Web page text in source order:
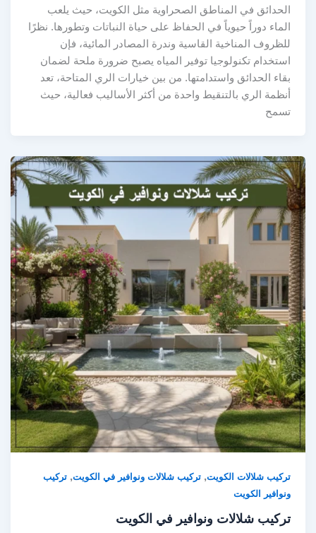
الحدائق في المناطق الصحراوية مثل الكويت، حيث يلعب
الماء دوراً حيوياً في الحفاظ على حياة النباتات وتطورها. نظرًا
للظروف المناخية القاسية وندرة المصادر المائية، فإن
استخدام تكنولوجيا توفير المياه يصبح ضرورة ملحة لضمان
بقاء الحدائق واستدامتها. من بين خيارات الري المتاحة، تعد
أنظمة الري بالتنقيط واحدة من أكثر الأساليب فعالية، حيث
تسمح
تركيب شلالات الكويت,تركيب شلالات ونوافير في الكويت,تركيب
ونوافير الكويت
تركيب شلالات ونوافير في الكويت